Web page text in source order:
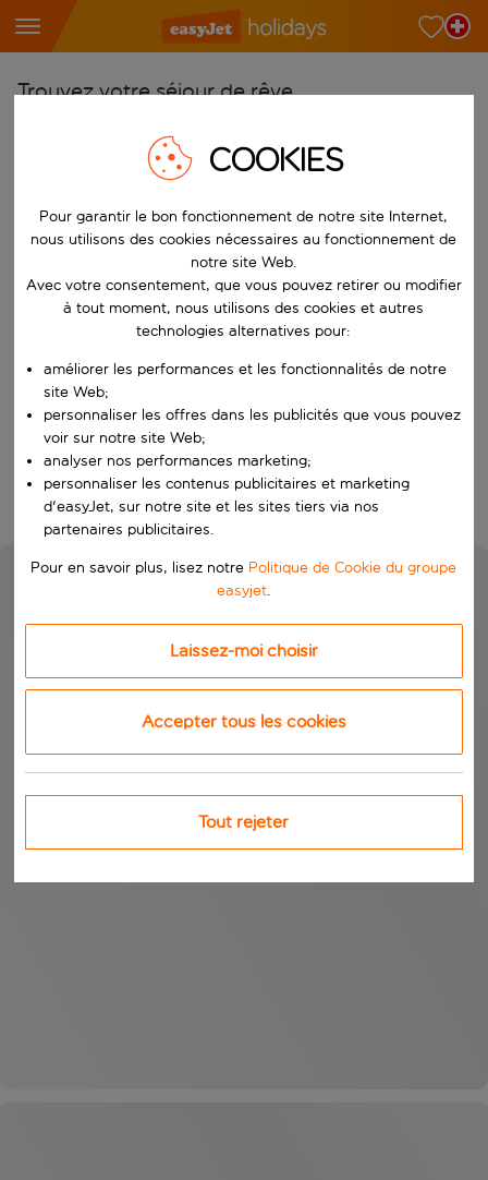
Trouvez votre séjour de rêve
Commencez à taper pour la saisie automatique. Lorsque les
Choisissez votre aéroport
Commencez à taper pour la saisie automatique. Lorsque les
Choisissez votre destination
Vers
Choisissez vos dates
Quand
Qui
Rechercher
COOKIES
Pour garantir le bon fonctionnement de notre site Internet,
nous utilisons des cookies nécessaires au fonctionnement de
notre site Web.
Avec votre consentement, que vous pouvez retirer ou modifier
à tout moment, nous utilisons des cookies et autres
technologies alternatives pour:
améliorer les performances et les fonctionnalités de notre
site Web;
personnaliser les offres dans les publicités que vous pouvez
voir sur notre site Web;
analyser nos performances marketing;
personnaliser les contenus publicitaires et marketing
d'easyJet, sur notre site et les sites tiers via nos
partenaires publicitaires.
Pour en savoir plus, lisez notre Politique de Cookie du groupe
easyjet.
Laissez-moi choisir
Accepter tous les cookies
Tout rejeter